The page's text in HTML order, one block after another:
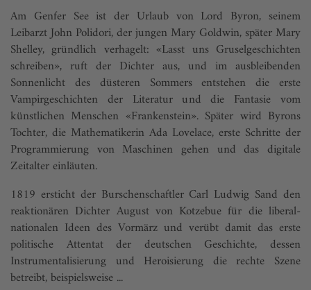
Am Genfer See ist der Urlaub von Lord Byron, seinem
Leibarzt John Polidori, der jungen Mary Goldwin, später Mary
Shelley, gründlich verhagelt: «Lasst uns Gruselgeschichten
schreiben», ruft der Dichter aus, und im ausbleibenden
Sonnenlicht des düsteren Sommers entstehen die erste
Vampirgeschichten der Literatur und die Fantasie vom
künstlichen Menschen «Frankenstein». Später wird Byrons
Tochter, die Mathematikerin Ada Lovelace, erste Schritte der
Programmierung von Maschinen gehen und das digitale
Zeitalter einläuten.
1819 ersticht der Burschenschaftler Carl Ludwig Sand den
reaktionären Dichter August von Kotzebue für die liberal-
nationalen Ideen des Vormärz und verübt damit das erste
politische Attentat der deutschen Geschichte, dessen
Instrumen­talisierung und Heroisierung die rechte Szene
betreibt, beispielsweise ...